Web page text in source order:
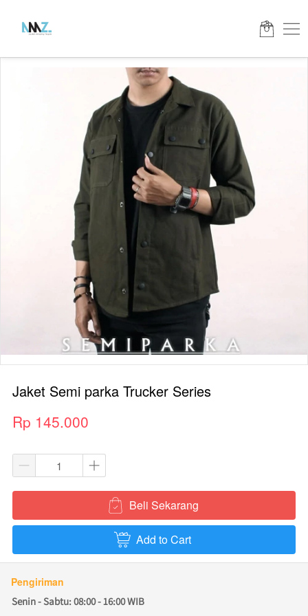
Jaket Semi parka Trucker Series
Rp 145.000
` Beli Sekarang
` Add to Cart
Pengiriman
Senin - Sabtu: 08:00 - 16:00 WIB